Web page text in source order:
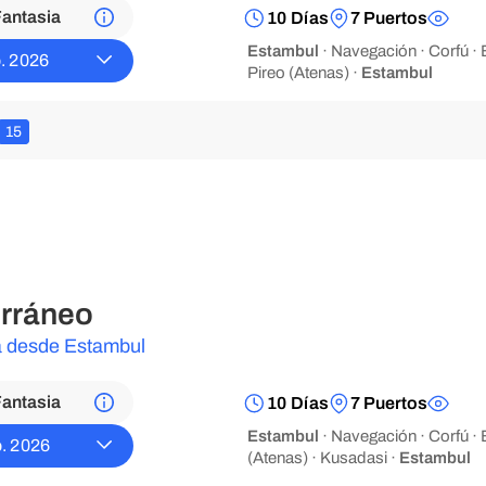
2026
10 Días 7 Puertos
Estambul · Navegación · Corfú
Pireo (Atenas) · Estambul
15
Estambul
2026
10 Días 7 Puertos
Estambul · Navegación · Corfú
(Atenas) · Kusadasi · Estambul